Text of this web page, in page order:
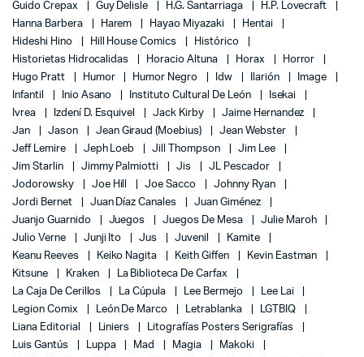
Guido Crepax
Guy Delisle H.G. Santarriaga
H.P. Lovecraft
Hanna Barbera
Harem Hayao Miyazaki
Hentai
Hideshi Hino
Hill House Comics
Histórico
Historietas Hidrocalidas
Horacio Altuna Horax
Horror
Hugo Pratt
Humor Humor Negro Idw Ilarión
Image
Infantil
Inio Asano Instituto Cultural De León
Isekai
Ivrea
Izdení D. Esquivel Jack Kirby
Jaime Hernandez
Jan
Jason Jean Giraud (Moebius)
Jean Webster
Jeff Lemire
Jeph Loeb Jill Thompson
Jim Lee
Jim Starlin
Jimmy Palmiotti Jis
JL Pescador
Jodorowsky
Joe Hill Joe Sacco
Johnny Ryan
Jordi Bernet
Juan Díaz Canales
Juan Giménez
Juanjo Guarnido
Juegos Juegos De Mesa
Julie Maroh
Julio Verne
Junji Ito Jus Juvenil
Kamite
Keanu Reeves
Keiko Nagita Keith Giffen
Kevin Eastman
Kitsune
Kraken
La Biblioteca De Carfax
La Caja De Cerillos
La Cúpula Lee Bermejo
Lee Lai
Legion Comix
León De Marco Letrablanka
LGTBIQ
Liana Editorial
Liniers
Litografías Posters Serigrafías
Luis Gantús
Luppa Mad Magia
Makoki